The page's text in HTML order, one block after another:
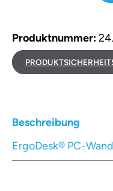
Produktnummer:
Beschreibung
ErgoDesk® PC-